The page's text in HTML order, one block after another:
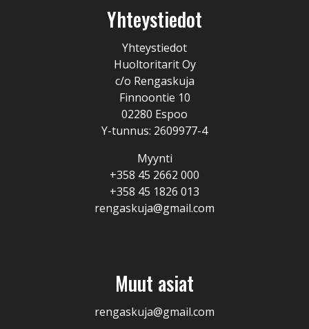
Yhteystiedot
Yhteystiedot
Huoltoritarit Oy
c/o Rengaskuja
Finnoontie 10
02280 Espoo
Y-tunnus: 2609977-4
Myynti
+358 45 2662 000
+358 45 1826 013
rengaskuja@gmail.com
Muut asiat
rengaskuja@gmail.com